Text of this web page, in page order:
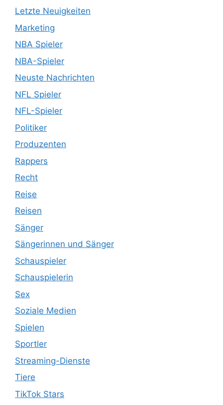
Letzte Neuigkeiten
Marketing
NBA Spieler
NBA-Spieler
Neuste Nachrichten
NFL Spieler
NFL-Spieler
Politiker
Produzenten
Rappers
Recht
Reise
Reisen
Sänger
Sängerinnen und Sänger
Schauspieler
Schauspielerin
Sex
Soziale Medien
Spielen
Sportler
Streaming-Dienste
Tiere
TikTok Stars